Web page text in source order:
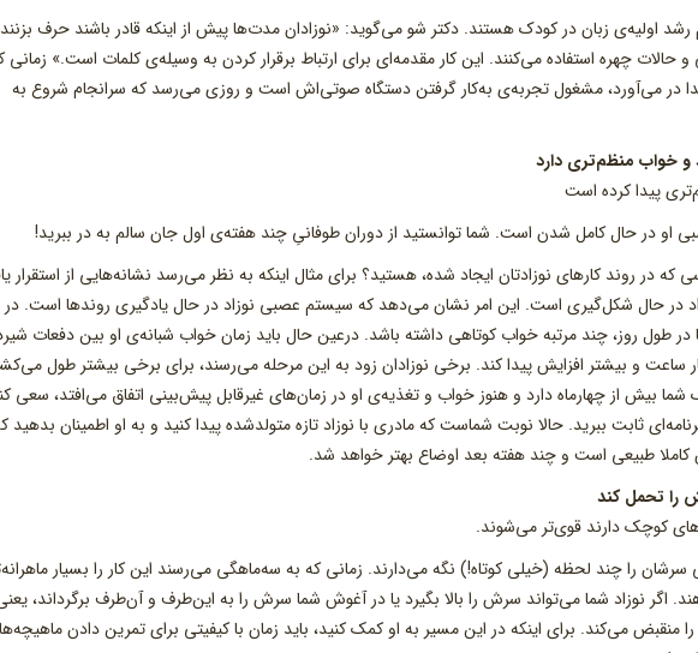
رشد اولیه‌ی زبان در کودک هستند. دکتر شو می‌گوید: «نوزادان مدت‌ها پیش از اینکه قادر باشند حرف بزنند
چهره استفاده می‌کنند. این کار مقدمه‌ای برای ارتباط برقرار کردن به وسیله‌ی کلمات است.» زمانی
در می‌آورد، مشغول تجربه‌ی به‌‌کار گرفتن دستگاه صوتی‌اش است و روزی می‌رسد که سرانجام شروع به
پیدا کرده است
او در حال کامل شدن است. شما توانستید از دوران طوفانیِ چند هفته‌ی اول جان سالم به در ببرید!
که در روند کارهای نوزادتان ایجاد شده، هستید؟ برای مثال اینکه به نظر می‌رسد نشانه‌هایی از استقرار
در حال شکل‌گیری است. این امر نشان می‌دهد که سیستم عصبی نوزاد در حال یادگیری روندها است. در
در طول روز، چند مرتبه خواب کوتاهی داشته باشد. درعین حال باید زمان خواب شبانه‌ی او بین دفعات
ساعت و بیشتر افزایش پیدا کند. برخی نوزادان زود به این مرحله می‌رسند، برای برخی بیشتر طول
شما بیش از چهارماه دارد و هنوز خواب و تغذیه‌ی او در زمان‌های غیرقابل پیش‌بینی اتفاق می‌افتد، سعی
ثابت ببرید. حالا نوبت شماست که مادری با نوزاد تازه متولدشده پیدا کنید و به او اطمینان بدهید
کاملا طبیعی است و چند هفته بعد اوضاع بهتر خواهد شد.
کوچک دارند قوی‌تر می‌شوند.
سرشان را چند لحظه (خیلی کوتاه!) نگه می‌دارند. زمانی که به سه‌ماهگی می‌رسند این کار را بسیار
اگر نوزاد شما می‌تواند سرش را بالا بگیرد یا در آغوش شما سرش را به این‌طرف و آن‌طرف برگرداند،
منقبض می‌کند. برای اینکه در این مسیر به او کمک کنید، باید زمان با کیفیتی برای تمرین دادن ماهیچه‌ها